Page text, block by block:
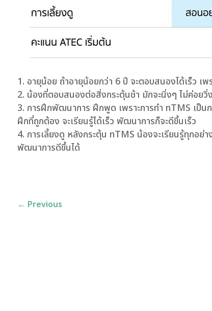
อายุน้อย ถ้าอายุน้อยกว่า 6 ปี จะตอบสนองได้เร็ว
น้องที่ตอบสนองต่อสิ่งกระตุ้นช้า มักจะนิ่งๆ ไม่ค่อย
การฝึกพัฒนาการ ฝึกพูด เพราะการทำ nTMS เป็น
ฝึกที่ถูกต้อง จะเรียนรู้ได้เร็ว พัฒนาการก็จะดีขึ้นเร็ว
การเลี้ยงดู หลังกระตุ้น nTMS น้องจะเรียนรู้ทุกอ
พัฒนาการดีขึ้นได้
← Previous